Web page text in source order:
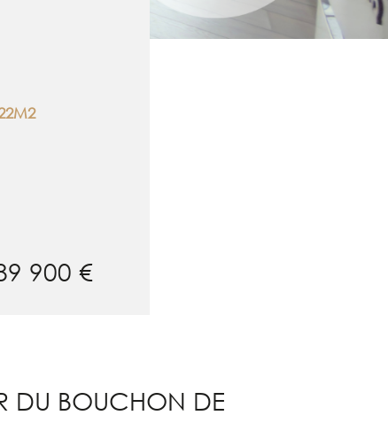
900 €
DU BOUCHON DE